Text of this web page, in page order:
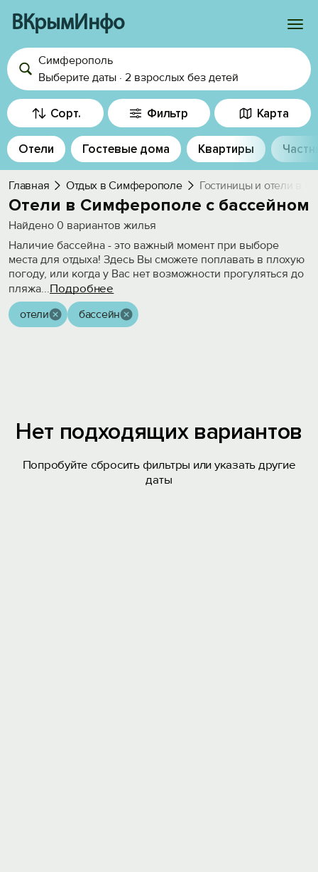
ВКрымИнфо
Войти
Избранное
История просмотра
Добавить свой объект
Симферополь
Выберите даты · 2 взрослых без детей
Сорт. Фильтр Карта
Отели Гостевые дома Квартиры
Главная Отдых в Симферополе Гостиницы и отели в
Отели в Симферополе с бассейном
Найдено 0 вариантов жилья
Наличие бассейна - это важный момент при выборе
места для отдыха! Здесь Вы сможете поплавать в плохую
погоду, или когда у Вас нет возможности прогуляться до
пляжа...Подробнее
отели бассейн
Нет подходящих вариантов
Попробуйте сбросить фильтры или указать другие
даты